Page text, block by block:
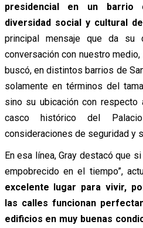
presidencial en un barrio
diversidad social y cultural
principal mensaje que da su
conversación con nuestro
buscó, en distintos barrios de
solamente en términos del
sino su ubicación con
casco histórico del
consideraciones de seguridad y
En esa línea, Gray destacó que
empobrecido en el tiempo”,
excelente lugar para vivir,
las calles funcionan
edificios en muy buenas